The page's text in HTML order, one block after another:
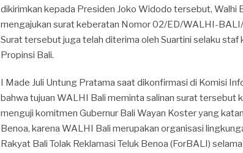
dikirimkan kepada Presiden Joko Widodo tersebut, Walhi
mengajukan surat keberatan Nomor 02/ED/WALHI-
Surat tersebut juga telah diterima oleh Suartini selaku
Propinsi Bali.
I Made Juli Untung Pratama saat dikonfirmasi di Komisi
bahwa tujuan WALHI Bali meminta salinan surat tersebut
menguji komitmen Gubernur Bali Wayan Koster yang
Benoa, karena WALHI Bali merupakan organisasi
Rakyat Bali Tolak Reklamasi Teluk Benoa (ForBALI)